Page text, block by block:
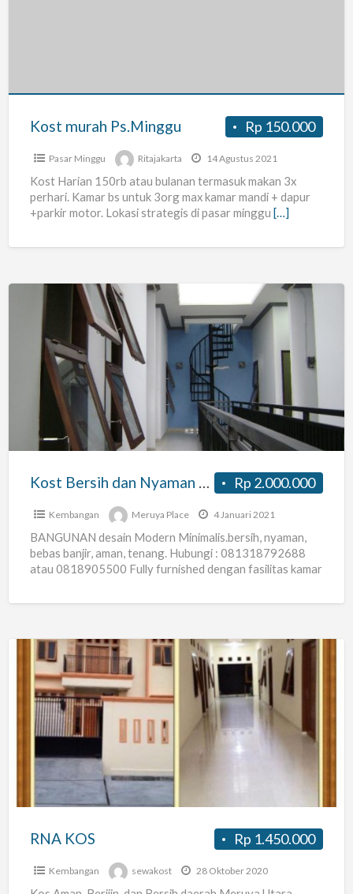
Rp 150.000
Kost murah Ps.Minggu
Pasar Minggu Ritajakarta 14 Agustus 2021
Kost Harian 150rb atau bulanan termasuk makan 3x
perhari. Kamar bs untuk 3org max kamar mandi + dapur
+parkir motor. Lokasi strategis di pasar minggu […]
Bersih
Nyaman
Meruya
Utara
Place)
Rp 2.000.000
Kost Bersih dan Nyaman di Meruya Utara (Meruya Place)
Kembangan Meruya Place 4 Januari 2021
BANGUNAN desain Modern Minimalis.bersih, nyaman,
bebas banjir, aman, tenang. Hubungi : 081318792688
atau 0818905500 Fully furnished dengan fasilitas kamar
RNA
KOS
Rp 1.450.000
RNA KOS
Kembangan sewakost 28 Oktober 2020